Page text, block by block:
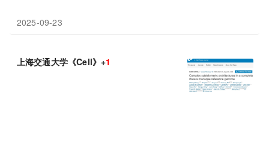
2025-09-23
上海交通大学《Cell》+1